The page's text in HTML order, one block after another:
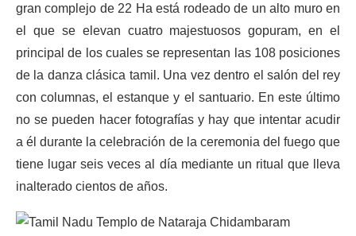
gran complejo de 22 Ha está rodeado de un alto muro en
el que se elevan cuatro majestuosos gopuram, en el
principal de los cuales se representan las 108 posiciones
de la danza clásica tamil. Una vez dentro el salón del rey
con columnas, el estanque y el santuario. En este último
no se pueden hacer fotografías y hay que intentar acudir
a él durante la celebración de la ceremonia del fuego que
tiene lugar seis veces al día mediante un ritual que lleva
inalterado cientos de años.